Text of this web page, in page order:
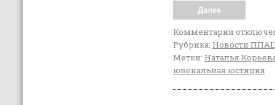
Далее
Комментарии
Рубрика: Новости
Метки: Наталья
ювенальная юстиция